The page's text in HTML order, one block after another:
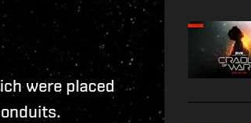
were placed